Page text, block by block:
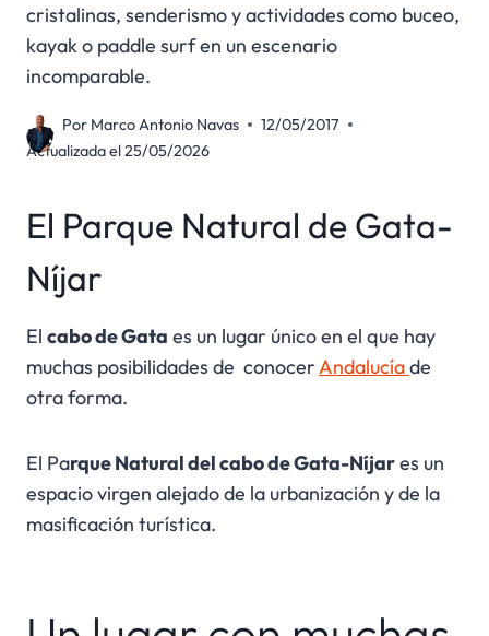
cristalinas, senderismo y actividades como buceo,
kayak o paddle surf en un escenario
incomparable.
Por Marco Antonio Navas
12/05/2017
Actualizada el25/05/2026
El Parque Natural de Gata-
Níjar
El cabo de Gata es un lugar único en el que hay
muchas posibilidades de conocerAndalucíade
otra forma.
El Parque Natural del cabo de Gata-Níjares un
espacio virgen alejado de la urbanización y de la
masificación turística.